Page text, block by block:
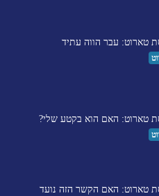
טארוט: עבר הווה עתיד
טארוט: האם הוא בקטע שלי?
טארוט: האם הקשר הזה נועד